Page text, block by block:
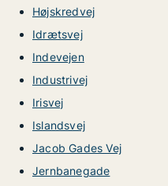
Højskredvej
Idrætsvej
Indevejen
Industrivej
Irisvej
Islandsvej
Jacob Gades Vej
Jernbanegade